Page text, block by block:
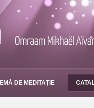
DE MEDITAŢIE